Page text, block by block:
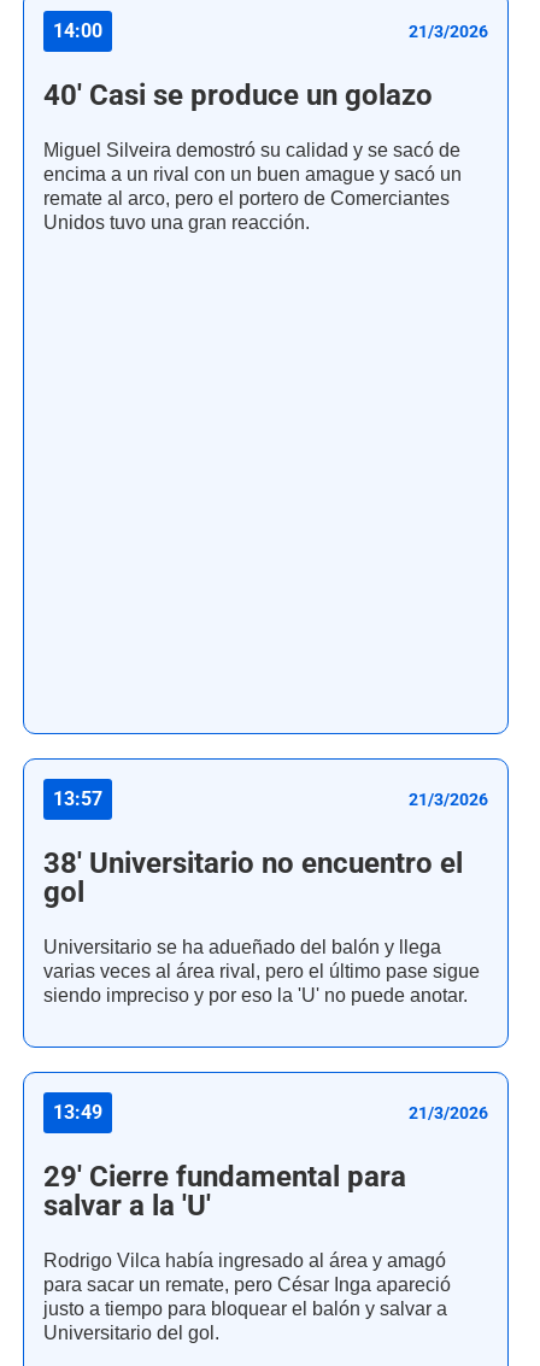
14:00 21/3/2026
40' Casi se produce un golazo
Miguel Silveira demostró su calidad y se sacó de
encima a un rival con un buen amague y sacó un
remate al arco, pero el portero de Comerciantes
Unidos tuvo una gran reacción.
13:57 21/3/2026
38' Universitario no encuentro el
gol
Universitario se ha adueñado del balón y llega
varias veces al área rival, pero el último pase sigue
siendo impreciso y por eso la 'U' no puede anotar.
13:49 21/3/2026
29' Cierre fundamental para
salvar a la 'U'
Rodrigo Vilca había ingresado al área y amagó
para sacar un remate, pero César Inga apareció
justo a tiempo para bloquear el balón y salvar a
Universitario del gol.